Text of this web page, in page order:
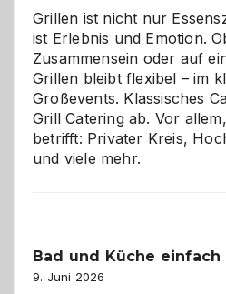
Grillen ist nicht nur
ist Erlebnis und Emotion.
Zusammensein oder auf
Grillen bleibt flexibel – im
Großevents. Klassisches
Grill Catering ab. Vor
betrifft: Privater Kreis,
und viele mehr.
Bad und Küche
9. Juni 2026